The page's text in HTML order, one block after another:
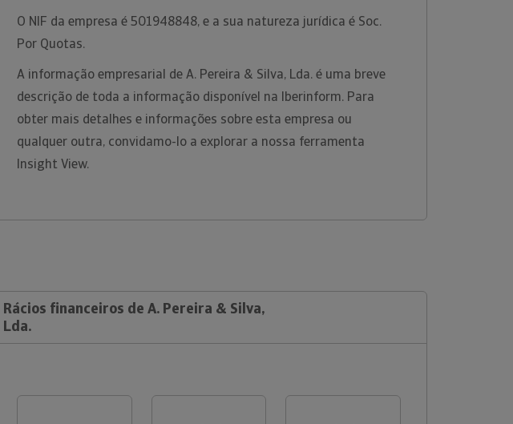
O NIF da empresa é 501948848, e a sua natureza jurídica é Soc.
Por Quotas.
A informação empresarial de A. Pereira & Silva, Lda. é uma breve
descrição de toda a informação disponível na Iberinform. Para
obter mais detalhes e informações sobre esta empresa ou
qualquer outra, convidamo-lo a explorar a nossa ferramenta
Insight View.
Rácios financeiros de A. Pereira & Silva,
Lda.